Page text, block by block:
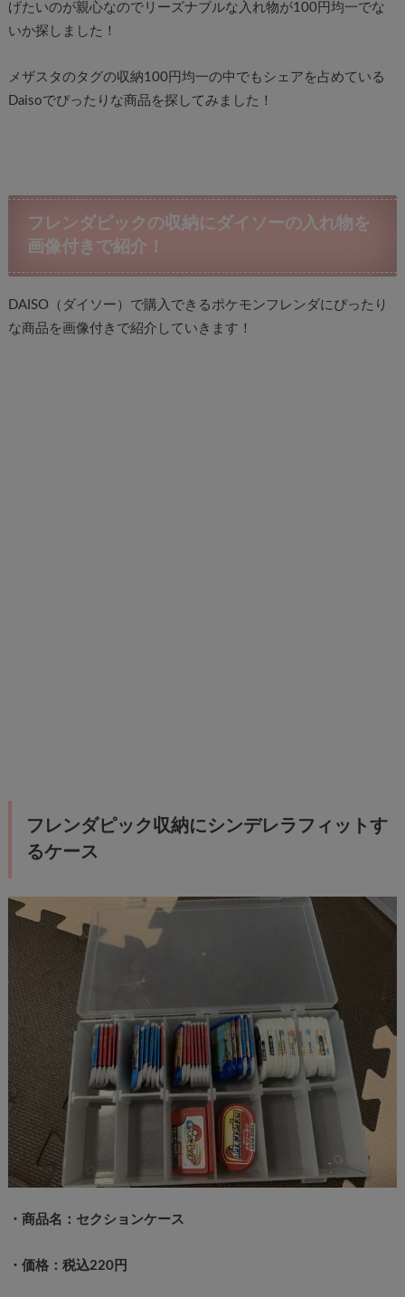
げたいのが親心なのでリーズナブルな入れ物が100円均一でな
いか探しました！
メザスタのタグの収納100円均一の中でもシェアを占めている
Daisoでぴったりな商品を探してみました！
フレンダピックの収納にダイソーの入れ物を
画像付きで紹介！
DAISO（ダイソー）で購入できるポケモンフレンダにぴったり
な商品を画像付きで紹介していきます！
フレンダピック収納にシンデレラフィットす
るケース
・商品名：セクションケース
・価格：税込220円